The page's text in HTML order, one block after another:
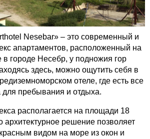
Nesebar» – это современный и
апартаментов, расположенный на
городе Несебр, у подножия гор
здесь, можно ощутить себя в
отеле, где есть все
пребывания и отдыха.
располагается на площади 18
архитектурное решение позволяет
видом на море из окон и